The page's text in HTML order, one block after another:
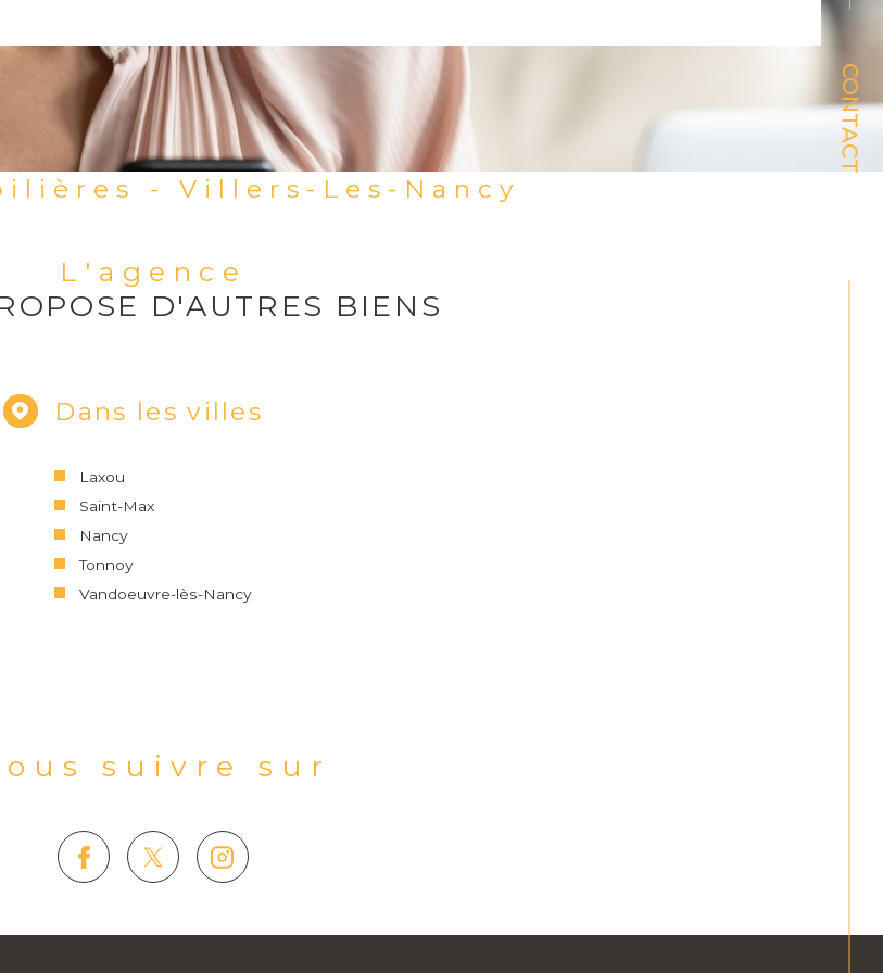
CONTACT
- Villers-Les-Nancy
L'agence
D'AUTRES BIENS
Dans les villes
Laxou
Saint-Max
Nancy
Tonnoy
Vandoeuvre-lès-Nancy
Nous suivre sur